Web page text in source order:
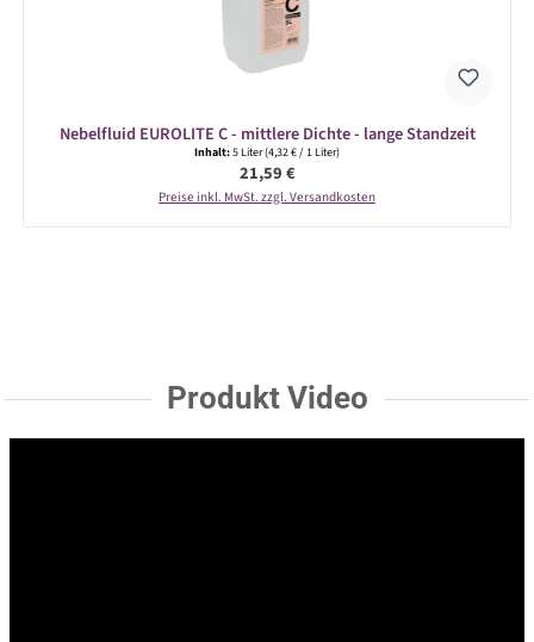
Nebelfluid EUROLITE C - mittlere Dichte - lange Standzeit
Inhalt:5 Liter(4,32 € / 1 Liter)
Regulärer Preis:
21,59 €
Preise inkl. MwSt. zzgl. Versandkosten
Produkt Video